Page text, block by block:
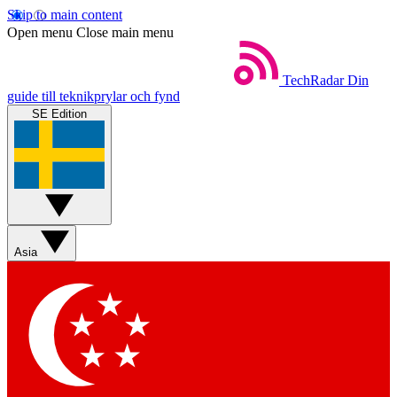
Skip to main content
Open menu Close main menu
TechRadar Din
guide till teknikprylar och fynd
SE Edition
Asia